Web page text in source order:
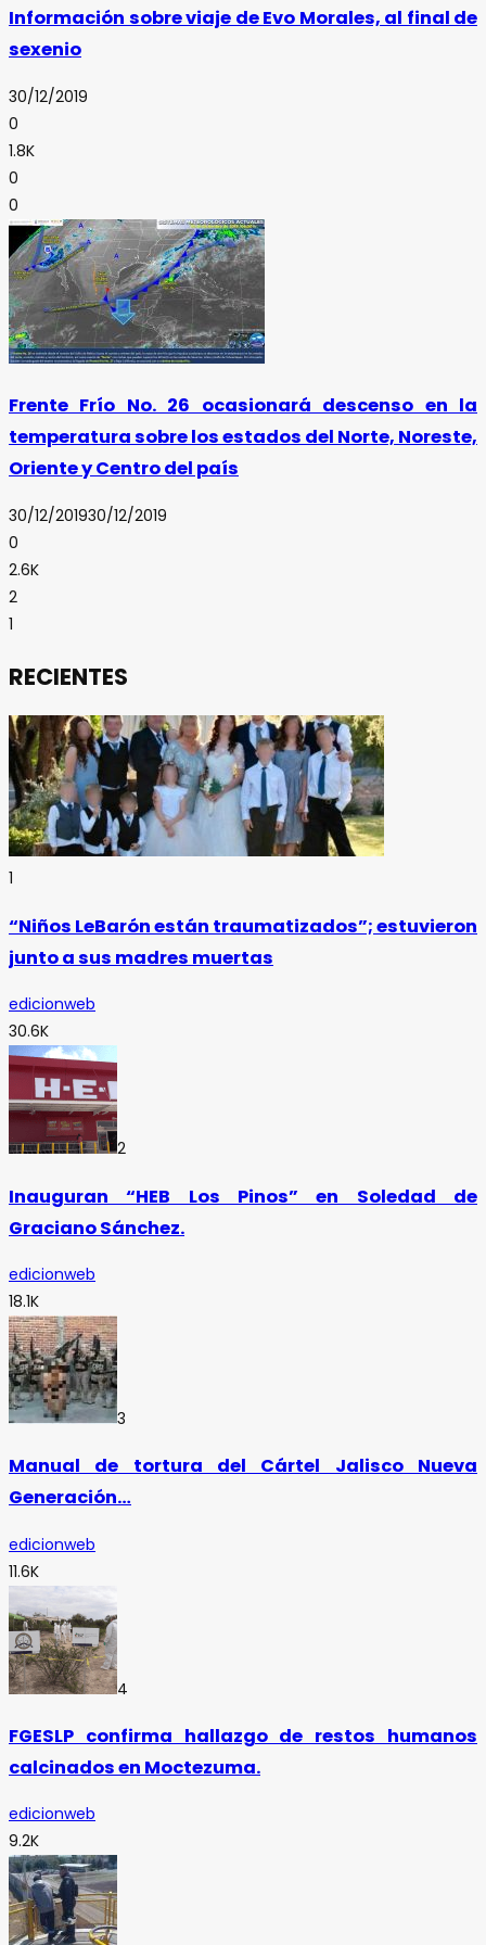
Información sobre viaje de Evo Morales, al final de
sexenio
30/12/2019
0
1.8K
0
0
Frente Frío No. 26 ocasionará descenso en la
temperatura sobre los estados del Norte, Noreste,
Oriente y Centro del país
30/12/201930/12/2019
0
2.6K
2
1
RECIENTES
1
“Niños LeBarón están traumatizados”; estuvieron
junto a sus madres muertas
edicionweb
30.6K
2
Inauguran “HEB Los Pinos” en Soledad de
Graciano Sánchez.
edicionweb
18.1K
3
Manual de tortura del Cártel Jalisco Nueva
Generación…
edicionweb
11.6K
4
FGESLP confirma hallazgo de restos humanos
calcinados en Moctezuma.
edicionweb
9.2K